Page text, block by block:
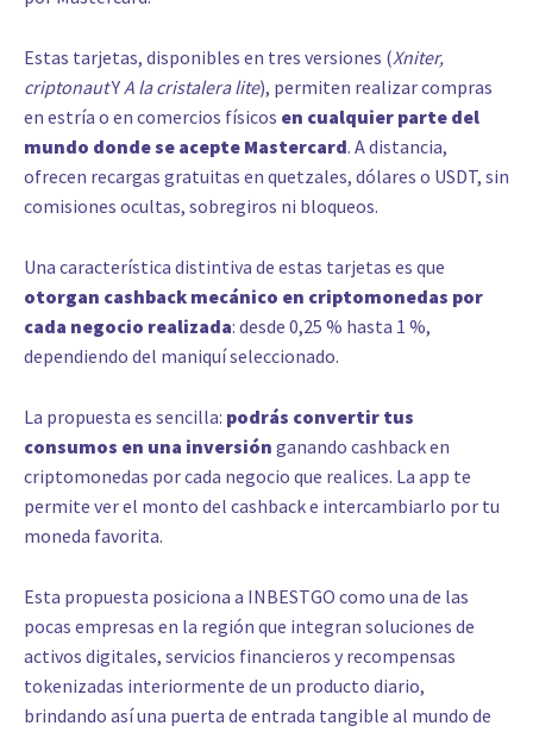
Estas tarjetas, disponibles en tres versiones (Xniter,
criptonautYA la cristalera lite), permiten realizar compras
en estría o en comercios físicos en cualquier parte del
mundo donde se acepte Mastercard. A distancia,
ofrecen recargas gratuitas en quetzales, dólares o USDT, sin
comisiones ocultas, sobregiros ni bloqueos.
Una característica distintiva de estas tarjetas es que
otorgan cashback mecánico en criptomonedas por
cada negocio realizada: desde 0,25 % hasta 1 %,
dependiendo del maniquí seleccionado.
La propuesta es sencilla: podrás convertir tus
consumos en una inversión ganando cashback en
criptomonedas por cada negocio que realices. La app te
permite ver el monto del cashback e intercambiarlo por tu
moneda favorita.
Esta propuesta posiciona a INBESTGO como una de las
pocas empresas en la región que integran soluciones de
activos digitales, servicios financieros y recompensas
tokenizadas interiormente de un producto diario,
brindando así una puerta de entrada tangible al mundo de